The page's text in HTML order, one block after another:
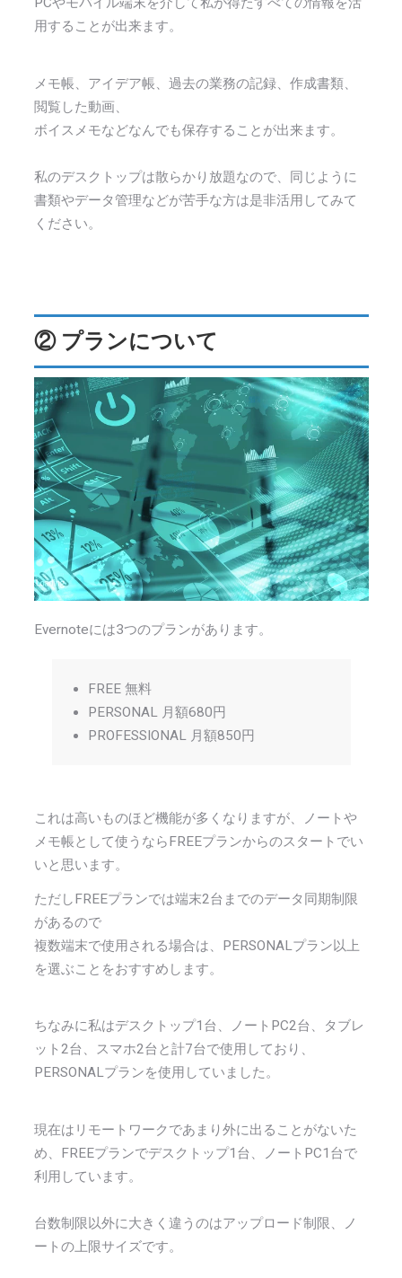
用することが出来ます。
メモ帳、アイデア帳、過去の業務の記録、作成書類、
閲覧した動画、
ボイスメモなどなんでも保存することが出来ます。
私のデスクトップは散らかり放題なので、同じように
書類やデータ管理などが苦手な方は是非活用してみて
ください。
② プランについて
Evernoteには3つのプランがあります。
FREE 無料
PERSONAL 月額680円
PROFESSIONAL 月額850円
これは高いものほど機能が多くなりますが、ノートや
メモ帳として使うならFREEプランからのスタートでい
いと思います。
ただしFREEプランでは端末2台までのデータ同期制限
があるので
複数端末で使用される場合は、PERSONALプラン以上
を選ぶことをおすすめします。
ちなみに私はデスクトップ1台、ノートPC2台、タブレ
ット2台、スマホ2台と計7台で使用しており、
PERSONALプランを使用していました。
現在はリモートワークであまり外に出ることがないた
め、FREEプランでデスクトップ1台、ノートPC1台で
利用しています。
台数制限以外に大きく違うのはアップロード制限、ノ
ートの上限サイズです。